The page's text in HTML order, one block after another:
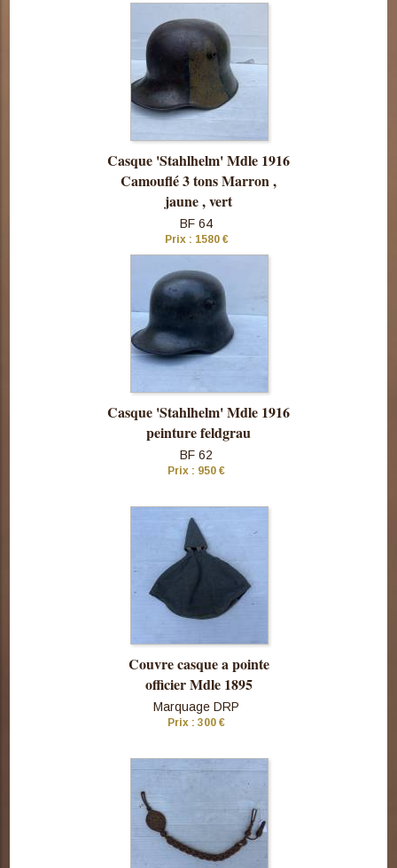
Consulter
cette pièce
Casque 'Stahlhelm' Mdle 1916
Camouflé 3 tons Marron ,
jaune , vert
BF 64
Prix : 1580 €
cette pièce
Casque 'Stahlhelm' Mdle 1916
peinture feldgrau
BF 62
Prix : 950 €
cette pièce
Couvre casque a pointe
officier Mdle 1895
Marquage DRP
Prix : 300 €